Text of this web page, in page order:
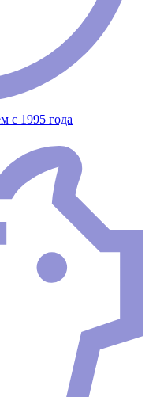
с 1995 года